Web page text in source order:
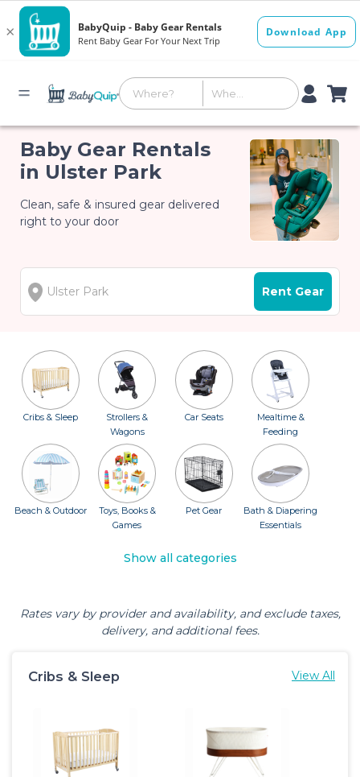
Baby Gear Rentals
in Ulster Park
Clean, safe & insured gear delivered
right to your door
Rent Gear
Cribs & Sleep
Strollers &
Wagons
Car Seats
Mealtime &
Feeding
Beach & Outdoor
Toys, Books &
Games
Pet Gear
Bath & Diapering
Essentials
Show all categories
Rates vary by provider and availability, and exclude taxes,
delivery, and additional fees.
Cribs & Sleep View All